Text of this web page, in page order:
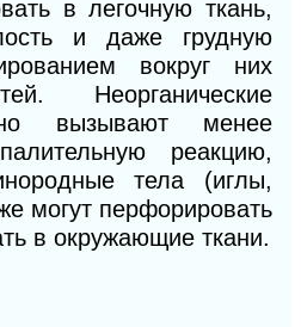
в легочную ткань,
и даже грудную
вокруг них
Неорганические
вызывают менее
реакцию,
тела (иглы,
могут перфорировать
в окружающие ткани.